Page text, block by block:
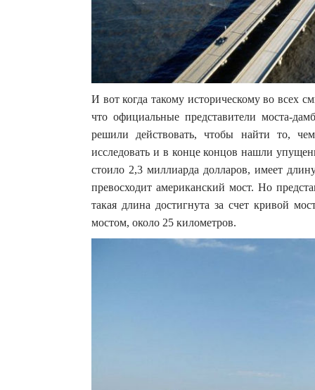
И вот когда такому историческому во всех
что официальные представители моста-
решили действовать, чтобы найти то,
исследовать и в конце концов нашли
стоило 2,3 миллиарда долларов, имеет
превосходит американский мост. Но
такая длина достигнута за счет кривой
мостом, около 25 километров.